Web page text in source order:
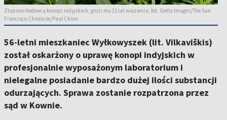
Złapano hodowcę konopi indyjskich, grozi mu 15 lat więzienia, fot. Getty Images/The San
Francisco Chronicle/Paul Chinn
56-letni mieszkaniec Wyłkowyszek (lit. Vilkaviškis)
został oskarżony o uprawę konopi indyjskich w
profesjonalnie wyposażonym laboratorium i
nielegalne posiadanie bardzo dużej ilości substancji
odurzających. Sprawa zostanie rozpatrzona przez
sąd w Kownie.